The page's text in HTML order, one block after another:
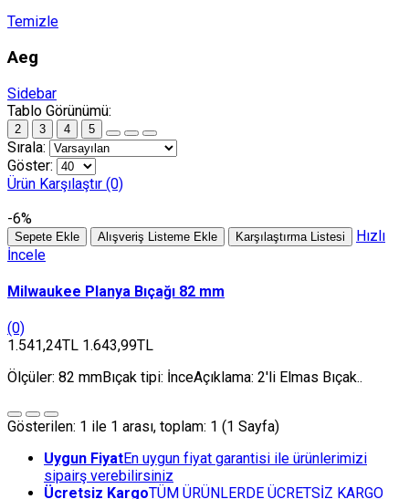
Temizle
Aeg
Sidebar
Tablo Görünümü:
2 3 4 5
Sırala:
Göster:
Ürün Karşılaştır (0)
-6%
Sepete Ekle Alışveriş Listeme Ekle Karşılaştırma Listesi
Hızlı
İncele
Milwaukee Planya Bıçağı 82 mm
(0)
1.541,24TL 1.643,99TL
Ölçüler: 82 mmBıçak tipi: İnceAçıklama: 2'li Elmas Bıçak..
Gösterilen: 1 ile 1 arası, toplam: 1 (1 Sayfa)
Uygun FiyatEn uygun fiyat garantisi ile ürünlerimizi
sipairş verebilirsiniz
Ücretsiz KargoTÜM ÜRÜNLERDE ÜCRETSİZ KARGO